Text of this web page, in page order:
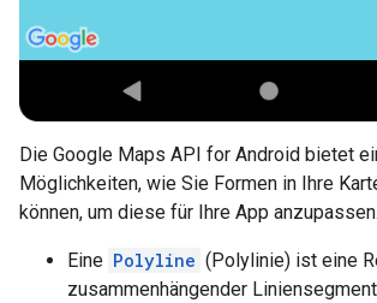
Die Google Maps API for Android bietet
Möglichkeiten, wie Sie Formen in Ihre
können, um diese für Ihre App anzupassen.
Eine Polyline (Polylinie) ist eine
zusammenhängender